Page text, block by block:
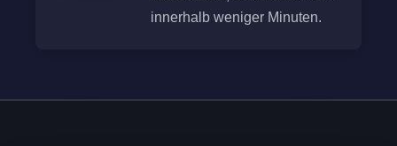
innerhalb weniger Minuten.